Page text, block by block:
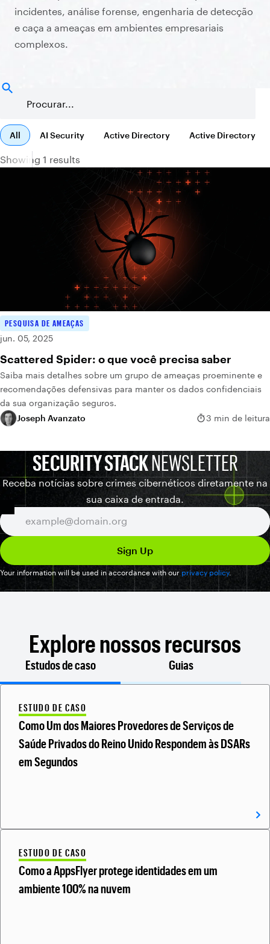
incidentes, análise forense, engenharia de detecção
e caça a ameaças em ambientes empresariais
complexos.
All AI Security Active Directory Active Directory
Showing 1 results
PESQUISA DE AMEAÇAS
jun. 05, 2025
Scattered Spider: o que você precisa saber
Saiba mais detalhes sobre um grupo de ameaças proeminente e
recomendações defensivas para manter os dados confidenciais
da sua organização seguros.
Joseph Avanzato
3 min de leitura
SECURITY STACKNEWSLETTER
Receba notícias sobre crimes cibernéticos diretamente na
sua caixa de entrada.
Your information will be used in accordance with our privacy policy.
Explore nossos recursos
Estudos de caso Guias
ESTUDO DE CASO
Como Um dos Maiores Provedores de Serviços de
Saúde Privados do Reino Unido Respondem às DSARs
em Segundos
ESTUDO DE CASO
Como a AppsFlyer protege identidades em um
ambiente 100% na nuvem